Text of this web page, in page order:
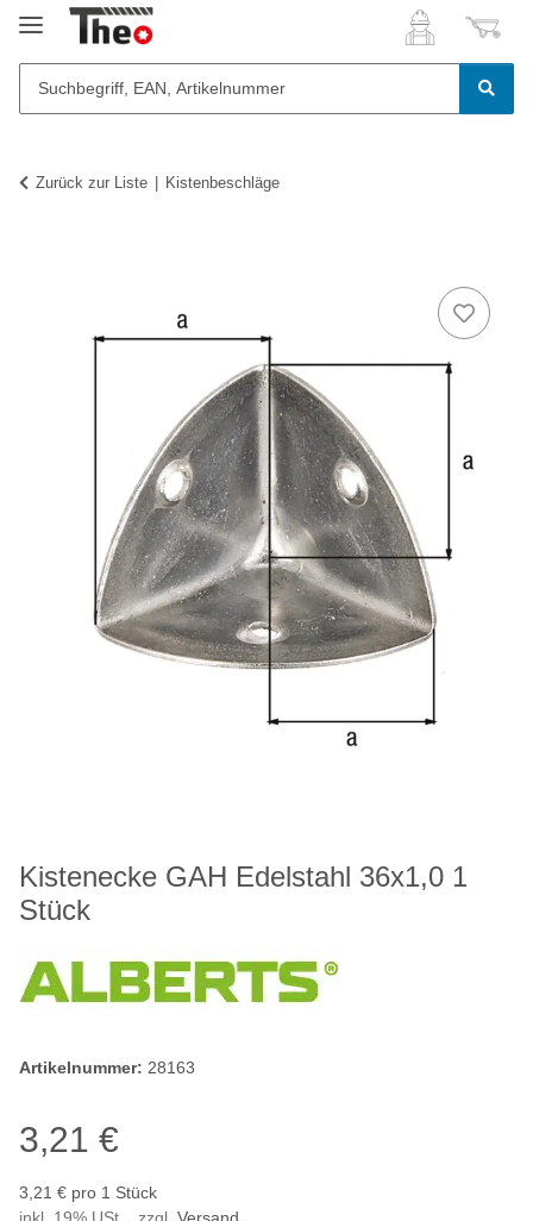
Zurück zur Liste Kistenbeschläge
Kistenecke GAH Edelstahl 36x1,0 1
Stück
Artikelnummer: 28163
3,21 €
3,21 € pro 1 Stück